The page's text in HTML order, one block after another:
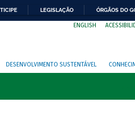
LEGISLAÇÃO ÓRGÃOS DO
ENGLISH
DESENVOLVIMENTO SUSTENTÁVEL